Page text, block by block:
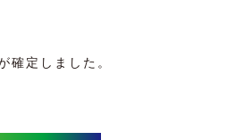
確定しました。